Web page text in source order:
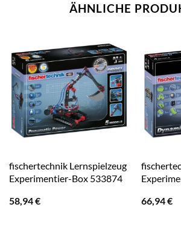
ÄHNLICHE
fischertechnik Lernspielzeug
Experimentier-Box 533874
58,94€
66,94€